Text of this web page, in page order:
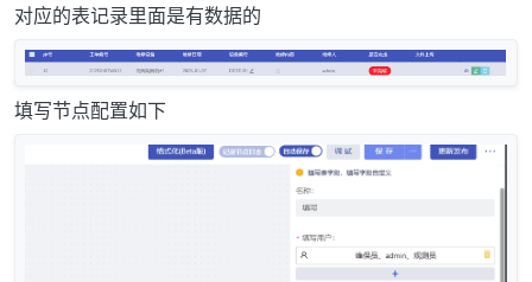
对应的表记录里面是有数据的
填写节点配置如下